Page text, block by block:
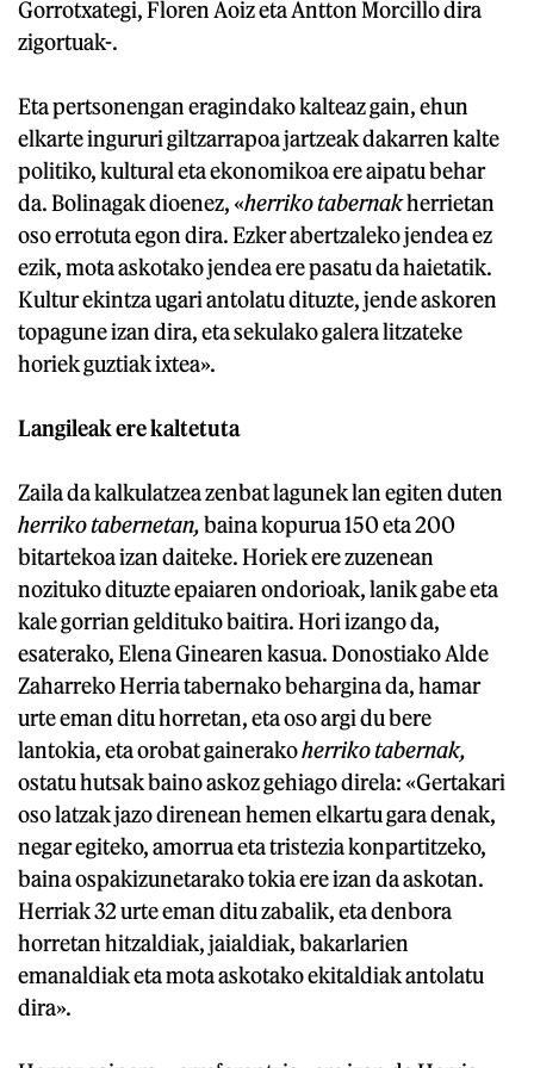
Gorrotxategi, Floren Aoiz eta Antton Morcillo dira
zigortuak-.
Eta pertsonengan eragindako kalteaz gain, ehun
elkarte ingururi giltzarrapoa jartzeak dakarren kalte
politiko, kultural eta ekonomikoa ere aipatu behar
da. Bolinagak dioenez, «herriko tabernakherrietan
oso errotuta egon dira. Ezker abertzaleko jendea ez
ezik, mota askotako jendea ere pasatu da haietatik.
Kultur ekintza ugari antolatu dituzte, jende askoren
topagune izan dira, eta sekulako galera litzateke
horiek guztiak ixtea».
Langileak ere kaltetuta
Zaila da kalkulatzea zenbat lagunek lan egiten duten
herriko tabernetan,baina kopurua 150 eta 200
bitartekoa izan daiteke. Horiek ere zuzenean
nozituko dituzte epaiaren ondorioak, lanik gabe eta
kale gorrian geldituko baitira. Hori izango da,
esaterako, Elena Ginearen kasua. Donostiako Alde
Zaharreko Herria tabernako behargina da, hamar
urte eman ditu horretan, eta oso argi du bere
lantokia, eta orobat gainerakoherriko tabernak,
ostatu hutsak baino askoz gehiago direla: «Gertakari
oso latzak jazo direnean hemen elkartu gara denak,
negar egiteko, amorrua eta tristezia konpartitzeko,
baina ospakizunetarako tokia ere izan da askotan.
Herriak 32 urte eman ditu zabalik, eta denbora
horretan hitzaldiak, jaialdiak, bakarlarien
emanaldiak eta mota askotako ekitaldiak antolatu
dira».